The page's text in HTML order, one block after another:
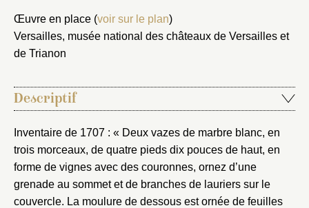
Œuvre en place (voir sur le plan)
Versailles, musée national des châteaux de Versailles et
de Trianon
Descriptif
Inventaire de 1707 : « Deux vazes de marbre blanc, en
trois morceaux, de quatre pieds dix pouces de haut, en
forme de vignes avec des couronnes, ornez d’une
grenade au sommet et de branches de lauriers sur le
couvercle. La moulure de dessous est ornée de feuilles